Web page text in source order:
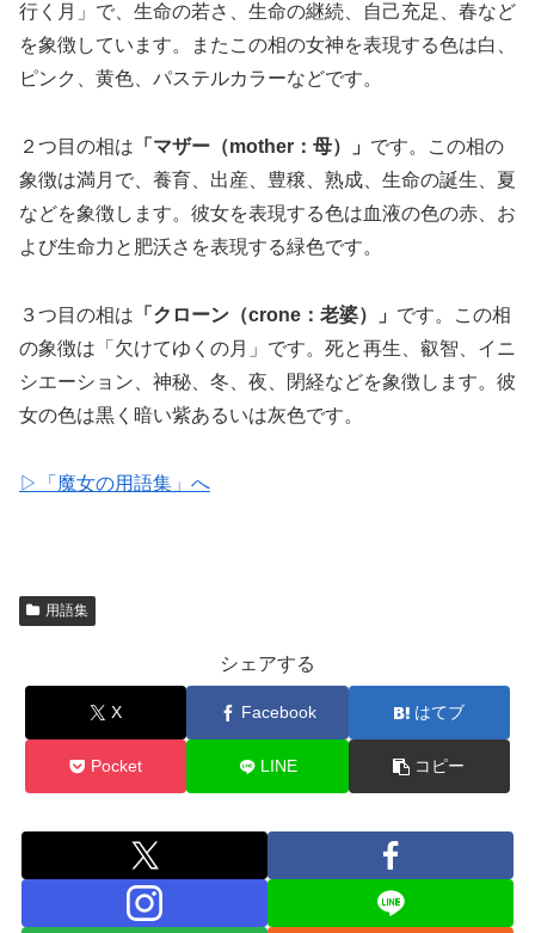
行く月」で、生命の若さ、生命の継続、自己充足、春など
を象徴しています。またこの相の女神を表現する色は白、
ピンク、黄色、パステルカラーなどです。
２つ目の相は 「マザー（mother：母）」 です。この相の
象徴は満月で、養育、出産、豊穣、熟成、生命の誕生、夏
などを象徴します。彼女を表現する色は血液の色の赤、お
よび生命力と肥沃さを表現する緑色です。
３つ目の相は 「クローン（crone：老婆）」 です。この相
の象徴は「欠けてゆくの月」です。死と再生、叡智、イニ
シエーション、神秘、冬、夜、閉経などを象徴します。彼
女の色は黒く暗い紫あるいは灰色です。
▷「魔女の用語集」へ
用語集
シェアする
X Facebook はてブ
Pocket LINE コピー